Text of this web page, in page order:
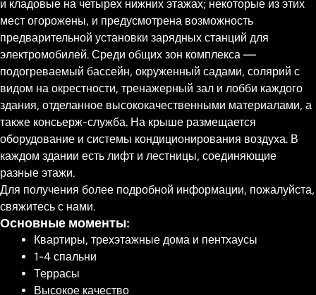
и кладовые на четырех нижних этажах; некоторые из этих
мест огорожены, и предусмотрена возможность
предварительной установки зарядных станций для
электромобилей. Среди общих зон комплекса —
подогреваемый бассейн, окруженный садами, солярий с
видом на окрестности, тренажерный зал и лобби каждого
здания, отделанное высококачественными материалами, а
также консьерж-служба. На крыше размещается
оборудование и системы кондиционирования воздуха. В
каждом здании есть лифт и лестницы, соединяющие
разные этажи.
Для получения более подробной информации, пожалуйста,
свяжитесь с нами.
Основные моменты:
Квартиры, трехэтажные дома и пентхаусы
1-4 спальни
Террасы
Высокое качество